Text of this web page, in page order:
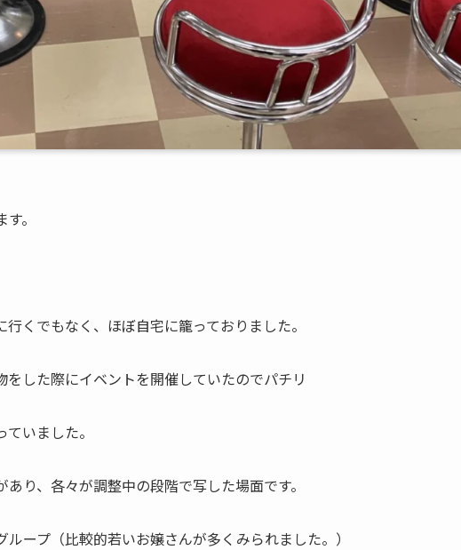
。
くでもなく、ほぼ自宅に籠っておりました。
した際にイベントを開催していたのでパチリ
いました。
り、各々が調整中の段階で写した場面です。
ープ（比較的若いお嬢さんが多くみられました。）